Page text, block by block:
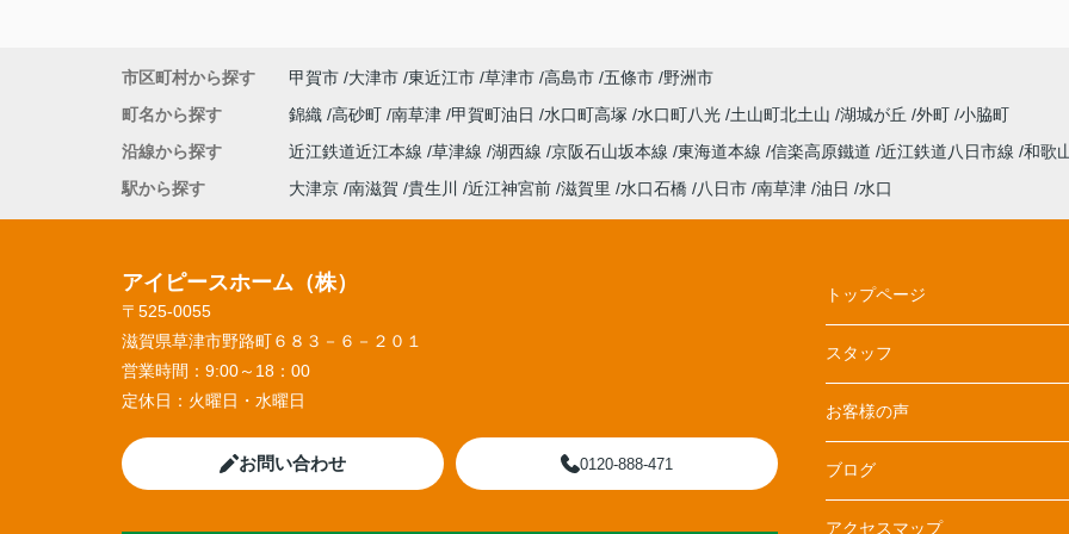
市区町村から探す 甲賀市 大津市 東近江市 草津市 高島市 五條市 野洲市
町名から探す
錦織 高砂町 南草津 甲賀町油日 水口町高塚 水口町八光 土山町北土山 湖城が丘 外町 小脇町
沿線から探す
近江鉄道近江本線 草津線 湖西線 京阪石山坂本線 東海道本線 信楽高原鐵道 近江鉄道八日市線 和歌
駅から探す
大津京 南滋賀 貴生川 近江神宮前 滋賀里 水口石橋 八日市 南草津 油日 水口
アイピースホーム（株）
〒525-0055
滋賀県草津市野路町６８３－６－２０１
営業時間： 9:00～18：00
定休日： 火曜日・水曜日
お問い合わせ 0120-888-471
トップページ
スタッフ
お客様の声
ブログ
アクセスマップ